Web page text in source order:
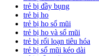
trẻ bị đầy bụng
trẻ bị ho
trẻ bị ho sổ mũi
trẻ bị ho và sổ mũi
trẻ bị rối loạn tiêu hóa
trẻ bị sổ mũi kéo dài